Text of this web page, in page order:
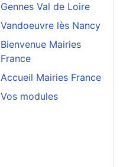
Gennes Val de Loire
Vandoeuvre lès Nancy
Bienvenue Mairies
France
Accueil Mairies France
Vos modules